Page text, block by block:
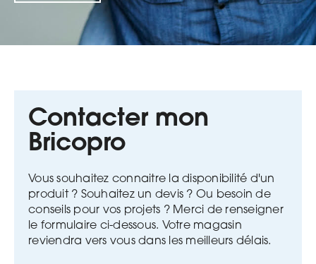
Contacter mon
Bricopro
Vous souhaitez connaitre la disponibilité d'un
produit ? Souhaitez un devis ? Ou besoin de
conseils pour vos projets ?Merci de renseigner
le formulaire ci-dessous. Votre magasin
reviendra vers vous dans les meilleurs délais.